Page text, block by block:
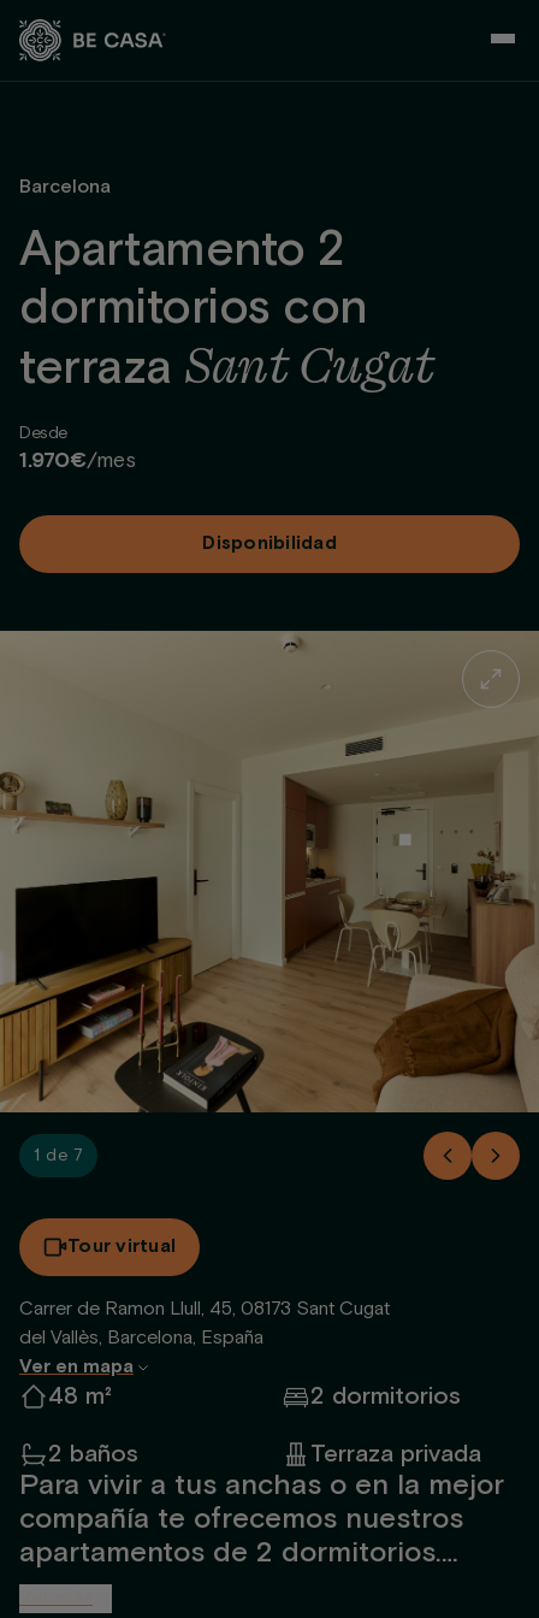
Barcelona
Apartamento 2
dormitorios con
terraza Sant Cugat
Desde
1.970€/mes
Disponibilidad
1 de 7
Tour virtual
Carrer de Ramon Llull, 45, 08173 Sant Cugat
del Vallès, Barcelona, España
Ver en mapa
48 m²
2 dormitorios
2 baños
Terraza privada
Para vivir a tus anchas o en la mejor
compañía te ofrecemos nuestros
apartamentos de 2 dormitorios.
Contarás con 2 habitaciones cada